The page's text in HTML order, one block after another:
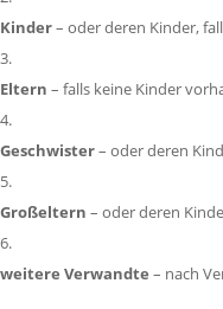
Kinder– oder deren Kinder,
Eltern – falls keine Kinder
Geschwister– oder deren
Großeltern – oder deren
weitere Verwandte – nach